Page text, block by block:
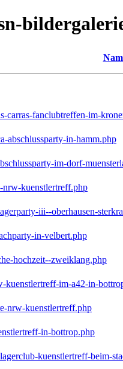
carras-fanclubtreffen-im-
abschlussparty-in-hamm.php
im-dorf-
nrw-kuenstlertreff.php
iii--oberhausen-
in-velbert.php
hochzeit--zweiklang.php
kuenstlertreff-im-a42-in-
nrw-kuenstlertreff.php
in-bottrop.php
kuenstlertreff-beim-